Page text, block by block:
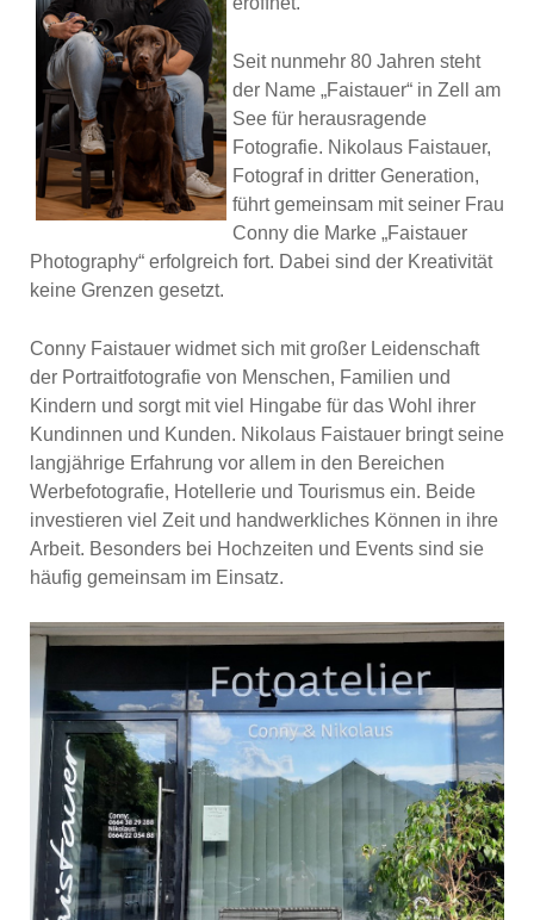
Seit nunmehr 80 Jahren steht
der Name „Faistauer“ in Zell am
See für herausragende
Fotografie. Nikolaus Faistauer,
Fotograf in dritter Generation,
führt gemeinsam mit seiner Frau
Conny die Marke „Faistauer
Photography“ erfolgreich fort. Dabei sind der Kreativität
keine Grenzen gesetzt.
Conny Faistauer widmet sich mit großer Leidenschaft
der Portraitfotografie von Menschen, Familien und
Kindern und sorgt mit viel Hingabe für das Wohl ihrer
Kundinnen und Kunden. Nikolaus Faistauer bringt seine
langjährige Erfahrung vor allem in den Bereichen
Werbefotografie, Hotellerie und Tourismus ein. Beide
investieren viel Zeit und handwerkliches Können in ihre
Arbeit. Besonders bei Hochzeiten und Events sind sie
häufig gemeinsam im Einsatz.